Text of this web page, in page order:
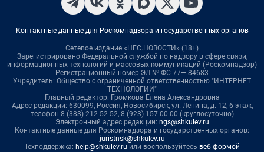
Контактные данные для Роскомнадзора и государственных органов
Сетевое издание «НГС.НОВОСТИ» (18+)
Зарегистрировано Федеральной службой по надзору в сфере связи,
информационных технологий и массовых коммуникаций (Роскомнадзор)
Регистрационный номер ЭЛ № ФС 77— 84683
Учредитель: Общество с ограниченной ответственностью "ИНТЕРНЕТ
ТЕХНОЛОГИИ"
Главный редактор: Громкова Елена Александровна
Адрес редакции: 630099, Россия, Новосибирск, ул. Ленина, д. 12, 6 этаж,
телефон 8 (383) 212-52-52, 8 (923) 157-00-00 (круглосуточно)
Электронный адрес редакции: ngs@shkulev.ru
Контактные данные для Роскомнадзора и государственных органов:
juristnsk@shkulev.ru
Техподдержка: help@shkulev.ru или воспользуйтесь веб-формой